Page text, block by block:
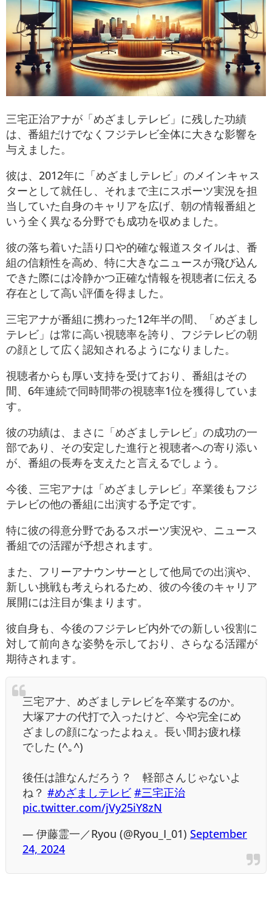
三宅正治アナが「めざましテレビ」に残した功績
は、番組だけでなくフジテレビ全体に大きな影響を
与えました。
彼は、2012年に「めざましテレビ」のメインキャス
ターとして就任し、それまで主にスポーツ実況を担
当していた自身のキャリアを広げ、朝の情報番組と
いう全く異なる分野でも成功を収めました。
彼の落ち着いた語り口や的確な報道スタイルは、番
組の信頼性を高め、特に大きなニュースが飛び込ん
できた際には冷静かつ正確な情報を視聴者に伝える
存在として高い評価を得ました。
三宅アナが番組に携わった12年半の間、「めざまし
テレビ」は常に高い視聴率を誇り、フジテレビの朝
の顔として広く認知されるようになりました。
視聴者からも厚い支持を受けており、番組はその
間、6年連続で同時間帯の視聴率1位を獲得していま
す。
彼の功績は、まさに「めざましテレビ」の成功の一
部であり、その安定した進行と視聴者への寄り添い
が、番組の長寿を支えたと言えるでしょう。
今後、三宅アナは「めざましテレビ」卒業後もフジ
テレビの他の番組に出演する予定です。
特に彼の得意分野であるスポーツ実況や、ニュース
番組での活躍が予想されます。
また、フリーアナウンサーとして他局での出演や、
新しい挑戦も考えられるため、彼の今後のキャリア
展開には注目が集まります。
彼自身も、今後のフジテレビ内外での新しい役割に
対して前向きな姿勢を示しており、さらなる活躍が
期待されます。
三宅アナ、めざましテレビを卒業するのか。
大塚アナの代打で入ったけど、今や完全にめ
ざましの顔になったよねぇ。長い間お疲れ様
でした (^｡^)
後任は誰なんだろう？ 軽部さんじゃないよ
ね？ #めざましテレビ #三宅正治
pic.twitter.com/jVy25iY8zN
— 伊藤霊一／Ryou (@Ryou_I_01) September
24, 2024